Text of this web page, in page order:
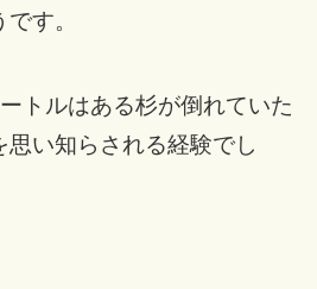
す。
トルはある杉が倒れていた
思い知らされる経験でし